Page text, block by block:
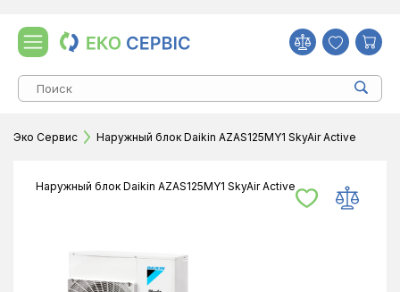
Эко Сервис Наружный блок Daikin AZAS125MY1 SkyAir Active
Наружный блок Daikin AZAS125MY1 SkyAir Active